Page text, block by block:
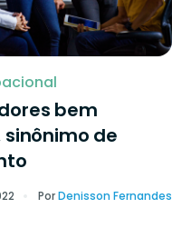
bem
de
PorDenisson Fernandes